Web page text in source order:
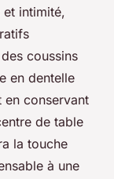
intimité,
coussins
en dentelle
en conservant
de table
la touche
à une